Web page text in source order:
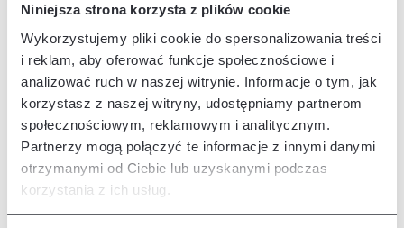
Niniejsza strona korzysta z plików cookie
Wykorzystujemy pliki cookie do spersonalizowania treści
i reklam, aby oferować funkcje społecznościowe i
analizować ruch w naszej witrynie. Informacje o tym, jak
korzystasz z naszej witryny, udostępniamy partnerom
społecznościowym, reklamowym i analitycznym.
Partnerzy mogą połączyć te informacje z innymi danymi
otrzymanymi od Ciebie lub uzyskanymi podczas
korzystania z ich usług.
Producent/Importer/Dostawca
Pozostałe z kolekcji